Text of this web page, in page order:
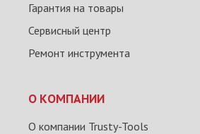
Гарантия на товары
Сервисный центр
Ремонт инструмента
О КОМПАНИИ
О компании Trusty-Tools